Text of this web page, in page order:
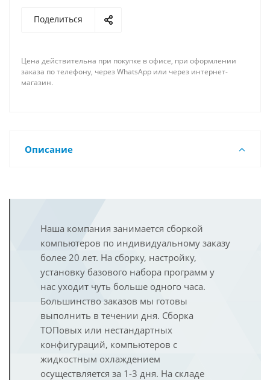
Поделиться
Цена действительна при покупке в офисе, при оформлении
заказа по телефону, через WhatsApp или через интернет-
магазин.
Описание
Наша компания занимается сборкой
компьютеров по индивидуальному заказу
более 20 лет. На сборку, настройку,
установку базового набора программ у
нас уходит чуть больше одного часа.
Большинство заказов мы готовы
выполнить в течении дня. Сборка
ТОПовых или нестандартных
конфигураций, компьютеров с
жидкостным охлаждением
осуществляется за 1-3 дня. На складе